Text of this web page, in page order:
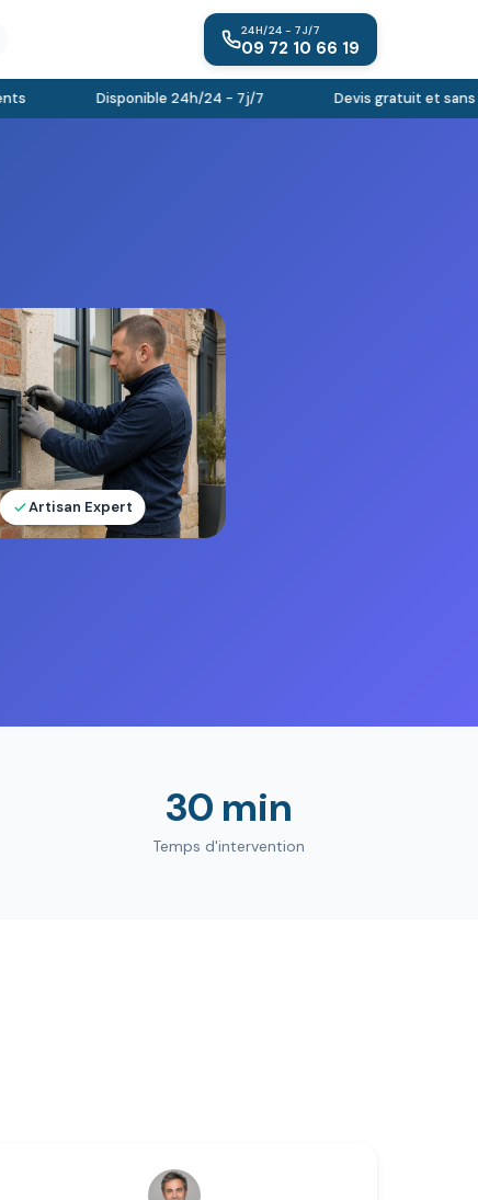
24H/24 - 7J/7
09 72 10 66 19
Disponible 24h/24 - 7j/7 Devis gratuit et sans
Artisan Expert
30 min
Temps d'intervention